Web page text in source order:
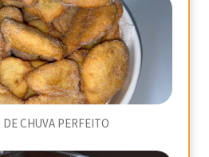
CHUVA PERFEITO